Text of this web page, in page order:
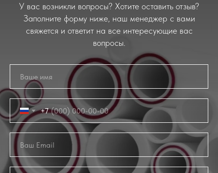
У вас возникли вопросы? Хотите оставить отзыв?
Заполните форму ниже, наш менеджер с вами
свяжется и ответит на все интересующие вас
вопросы.
+7